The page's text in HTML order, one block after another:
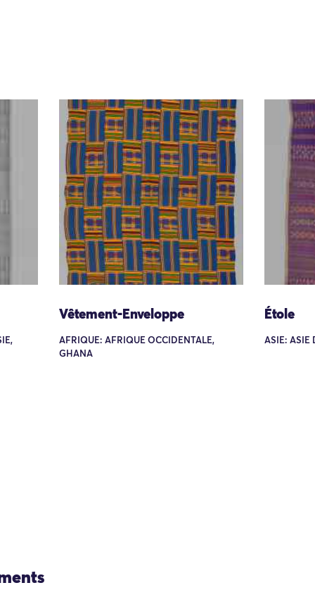
Vêtement-Enveloppe
AFRIQUE: AFRIQUE OCCIDENTALE,
GHANA
Étole
ASIE: ASIE